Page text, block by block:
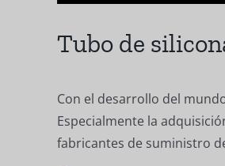
Tubo de
Con el desarrollo del
Especialmente la
fabricantes de suministro